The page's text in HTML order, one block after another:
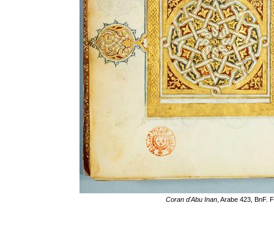
Coran d'Abu Inan, Arabe 423, BnF.